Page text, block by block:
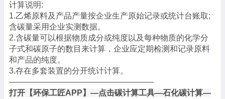
计算说明:
1.乙烯原料及产品产量按企业生产原始记录或统计台账取;
含碳量采用企业实测数据。
2.含碳量可以根据物质成分或纯度以及每种物质的化学分
子式和碳原子的数目来计算，企业应定期检测和记录原料
和产品的纯度。
3.存在多套装置的分开统计计算。
——————————————————
打开【环保工匠APP】—点击碳计算工具—石化碳计算—